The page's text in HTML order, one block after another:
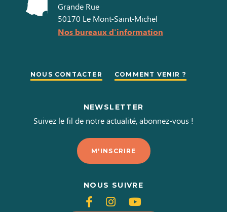
Grande Rue
50170 Le Mont-Saint-Michel
Nos bureaux d'information
NOUS CONTACTER COMMENT VENIR ?
NEWSLETTER
Suivez le fil de notre actualité, abonnez-vous !
M'INSCRIRE
NOUS SUIVRE
Suivez-Suivez-Suivez-